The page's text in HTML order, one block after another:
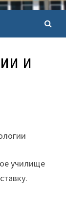
и
училище